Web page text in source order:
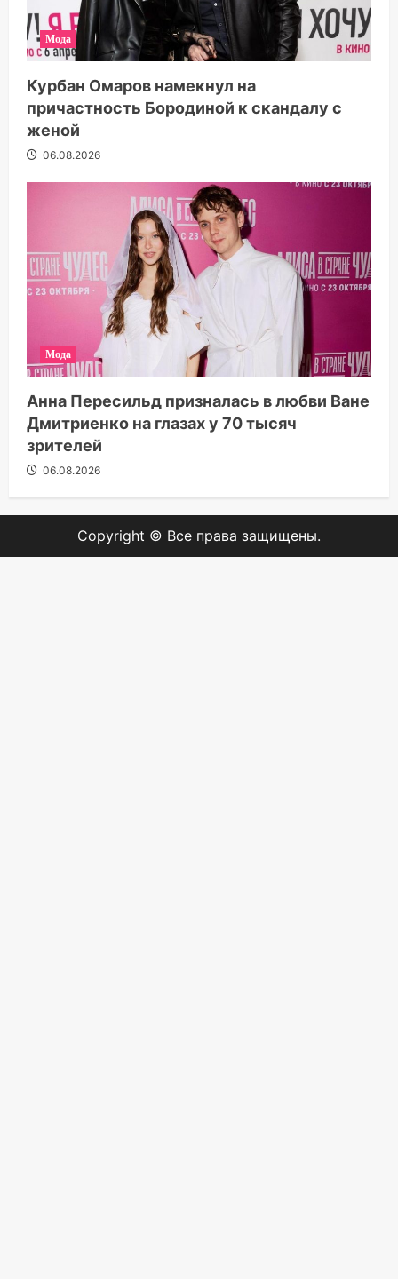
Мода
Курбан Омаров намекнул на
причастность Бородиной к скандалу с
женой
06.08.2026
Мода
Анна Пересильд призналась в любви Ване
Дмитриенко на глазах у 70 тысяч
зрителей
06.08.2026
Copyright © Все права защищены.